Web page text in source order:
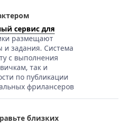
сервис для
размещают
задания. Система
с выполнения
так и
по публикации
фрилансеров
близких